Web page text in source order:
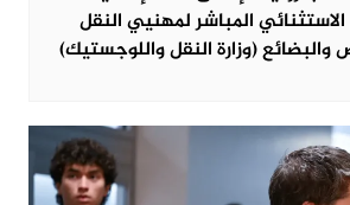
المباشر لمهنيي النقل
(وزارة النقل واللوجستيك)